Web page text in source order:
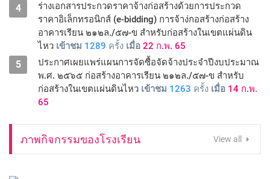
4
ร่างเอกสารประกวดราคาจ้างก่อสร้างด้วยการประกวด
ราคาอิเล็กทรอนิกส์ (e-bidding) การจ้าง่กอสร้างก่อสร้าง
อาคารเรียน ๒๑๒ล./๕๗-ข สําหรับก่อสร้างในเขตแผ่นดิน
ไหว เข้าชม 1289 ครั้ง เมื่อ 22 ก.พ. 65
5
ประกาศเผยแพร่แผนการจัดซื้อจัดจ้างประจําปีงบประมาณ
พ.ศ. ๒๕๖๕ ก่อสร้างอาคารเรียน ๒๑๒ล./๕๗-ข สำหรับ
ก่อสร้างในเขตแผ่นดินไหว เข้าชม 1263 ครั้ง เมื่อ 14 ก.พ.
65
ภาพกิจกรรมของโรงเรียน View all